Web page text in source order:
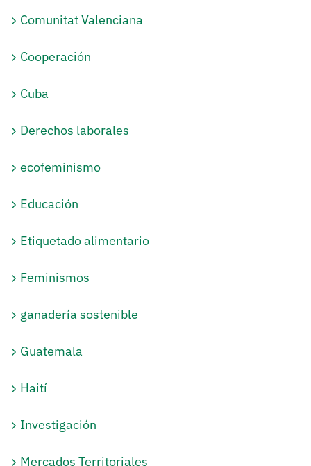
Comunitat Valenciana
Cooperación
Cuba
Derechos laborales
ecofeminismo
Educación
Etiquetado alimentario
Feminismos
ganadería sostenible
Guatemala
Haití
Investigación
Mercados Territoriales